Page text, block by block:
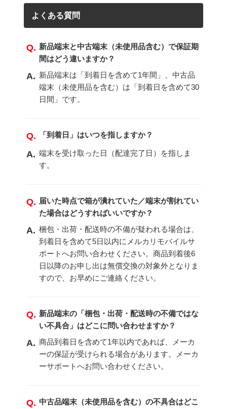
よくある質問
Q. 新品端末と中古端末（未使用品含む）で保証期
間はどう違いますか？
A. 新品端末は「到着日を含めて1年間」、中古品
端末（未使用品を含む）は「到着日を含めて30
日間」です。
Q. 「到着日」はいつを指しますか？
A. 端末を受け取った日（配達完了日）を指しま
す。
Q. 届いた時点で箱が潰れていた／端末が割れてい
た場合はどうすればいいですか？
A. 梱包・出荷・配送時の不備が疑われる場合は、
到着日を含めて5日以内にメルカリモバイルサ
ポートへお問い合わせください。商品到着後6
日以降のお申し出は無償交換の対象外となりま
すので、お早めにご連絡ください。
Q. 新品端末の「梱包・出荷・配送時の不備ではな
い不具合」はどこに問い合わせますか？
A. 商品到着日を含めて1年以内であれば、メーカ
ーの保証が受けられる場合があります。メーカ
ーサポートへお問い合わせください。
Q. 中古品端末（未使用品を含む）の不具合はどこ